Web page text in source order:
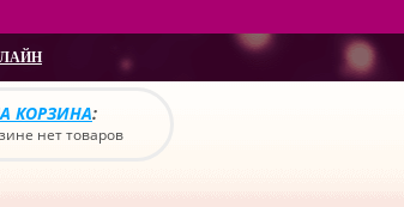
КОРЗИНА:
нет товаров